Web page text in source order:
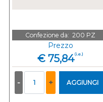
Confezione da: 200 PZ
Prezzo
€ 75,84(i.e.)
AGGIUNGI